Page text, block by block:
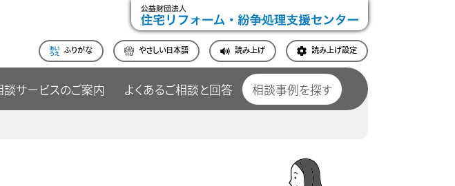
ふりがな やさしい日本語 読み上げ 読み上げ設定
談サービスのご案内 よくあるご相談と回答 相談事例を探す